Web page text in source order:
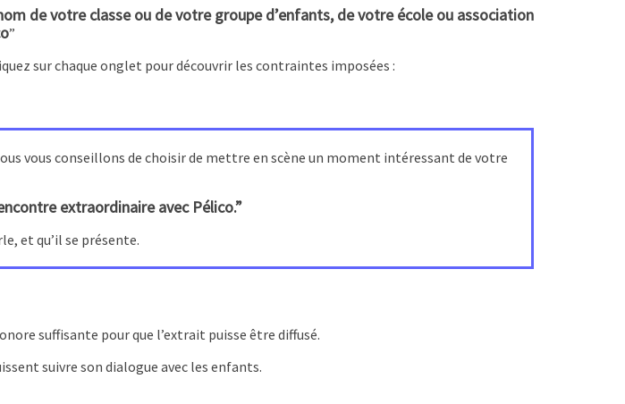
de votre classe ou de votre groupe d’enfants, de votre école ou association
”
sur chaque onglet pour découvrir les contraintes imposées :
vous conseillons de choisir de mettre en scène un moment intéressant de votre
extraordinaire avec Pélico.”
et qu’il se présente.
suffisante pour que l’extrait puisse être diffusé.
suivre son dialogue avec les enfants.